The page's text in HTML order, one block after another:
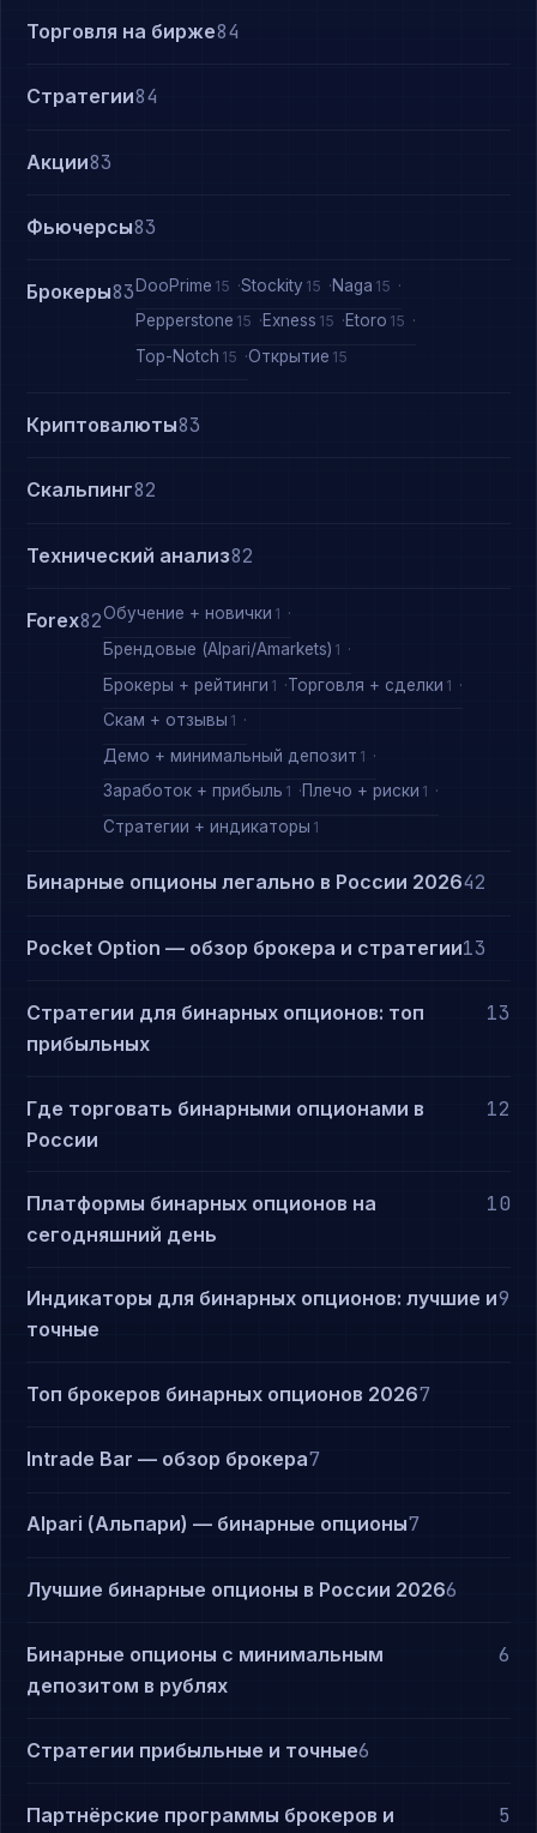
Торговля на бирже84
Стратегии84
Акции83
Фьючерсы83
Брокеры83 DooPrime 15 Stockity 15 Naga 15
Pepperstone 15 Exness 15 Etoro 15
Top-Notch 15 Открытие 15
Криптовалюты83
Скальпинг82
Технический анализ82
Forex82Обучение + новички 1
Брендовые (Alpari/Amarkets) 1
Брокеры + рейтинги 1 Торговля + сделки 1
Скам + отзывы 1
Демо + минимальный депозит 1
Заработок + прибыль 1 Плечо + риски 1
Стратегии + индикаторы 1
Бинарные опционы легально в России 202642
Pocket Option — обзор брокера и стратегии13
Стратегии для бинарных опционов: топ
прибыльных
13
Где торговать бинарными опционами в
России
12
Платформы бинарных опционов на
сегодняшний день
10
Индикаторы для бинарных опционов: лучшие и
точные
9
Топ брокеров бинарных опционов 20267
Intrade Bar — обзор брокера7
Alpari (Альпари) — бинарные опционы7
Лучшие бинарные опционы в России 20266
Бинарные опционы с минимальным
депозитом в рублях
6
Стратегии прибыльные и точные6
Партнёрские программы брокеров и
5